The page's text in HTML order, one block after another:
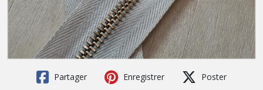
Partager Enregistrer Poster